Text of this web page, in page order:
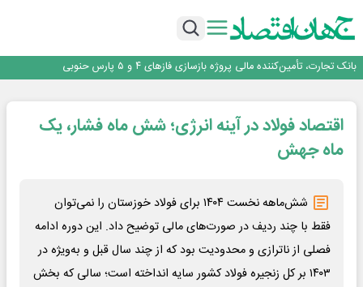
برگزاری آیین نکوداشت فعالان مواکب مرز شلمچه توسط شهرداری منطقه یک
منطقه‌ای
بانک تجارت، تأمین‌کننده مالی پروژه بازسازی فازهای ۴ و ۵ پارس حنوبی
برنده این رقابت داستان‌نویسی، انسان نبود!
برگزاری آیین نکوداشت فعالان مواکب مرز شلمچه توسط شهرداری منطقه یک
ایران، شریک راهبردی اتحادیه اقتصادی اوراسیا در مسیر توسعه تجارت و همگرایی
منطقه‌ای
اقتصاد فولاد در آینه انرژی؛ شش ماه فشار، یک
ماه جهش
شش‌ماهه نخست ۱۴۰۴ برای فولاد خوزستان را نمی‌توان
فقط با چند ردیف در صورت‌های مالی توضیح داد. این دوره ادامه
فصلی از ناترازی و محدودیت بود که از چند سال قبل و به‌ویژه در
۱۴۰۳ بر کل زنجیره فولاد کشور سایه انداخته است؛ سالی که بخش